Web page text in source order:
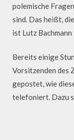
polemische
sind. Das heißt,
ist Lutz
Bereits einige
Vorsitzenden des
gepostet, wie
telefoniert. Dazu